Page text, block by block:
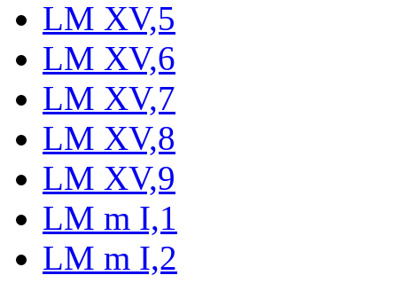
LM XV,5
LM XV,6
LM XV,7
LM XV,8
LM XV,9
LM m I,1
LM m I,2